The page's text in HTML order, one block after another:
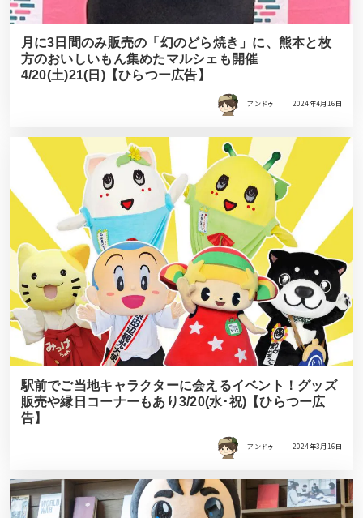
月に3日間のみ販売の「幻のどら焼き」に、熊本と枚
方のおいしいもん集めたマルシェも開催
4/20(土)21(日)【ひらつー広告】
アンドゥ 2024年4月16日
駅前でご当地キャラクターに会えるイベント！グッズ
販売や縁日コーナーもあり3/20(水･祝)【ひらつー広
告】
アンドゥ 2024年3月16日